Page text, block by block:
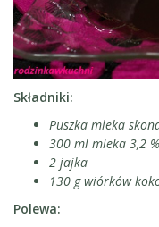
Składniki:
Puszka mleka
300 ml mleka 3,2 %
2 jajka
130 g wiórków
Polewa: